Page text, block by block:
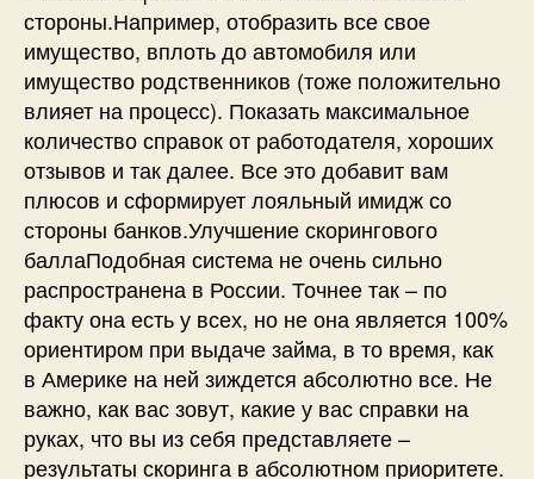
стороны.Например, отобразить все свое
имущество, вплоть до автомобиля или
имущество родственников (тоже положительно
влияет на процесс). Показать максимальное
количество справок от работодателя, хороших
отзывов и так далее. Все это добавит вам
плюсов и сформирует лояльный имидж со
стороны банков.Улучшение скорингового
баллаПодобная система не очень сильно
распространена в России. Точнее так – по
факту она есть у всех, но не она является 100%
ориентиром при выдаче займа, в то время, как
в Америке на ней зиждется абсолютно все. Не
важно, как вас зовут, какие у вас справки на
руках, что вы из себя представляете –
результаты скоринга в абсолютном приоритете.